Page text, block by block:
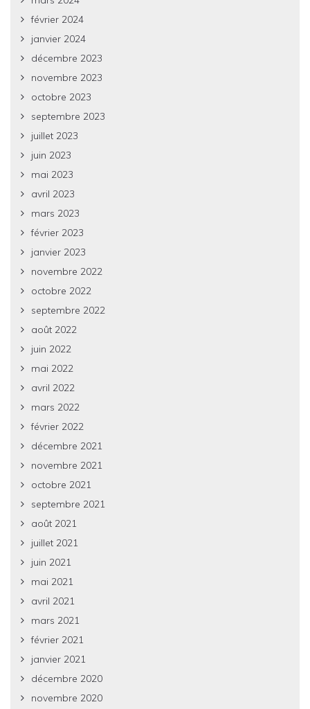
février 2024
janvier 2024
décembre 2023
novembre 2023
octobre 2023
septembre 2023
juillet 2023
juin 2023
mai 2023
avril 2023
mars 2023
février 2023
janvier 2023
novembre 2022
octobre 2022
septembre 2022
août 2022
juin 2022
mai 2022
avril 2022
mars 2022
février 2022
décembre 2021
novembre 2021
octobre 2021
septembre 2021
août 2021
juillet 2021
juin 2021
mai 2021
avril 2021
mars 2021
février 2021
janvier 2021
décembre 2020
novembre 2020